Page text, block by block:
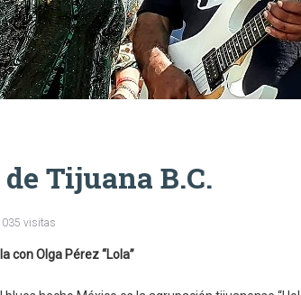
Tijuana B.C.
visitas
con Olga Pérez “Lola”